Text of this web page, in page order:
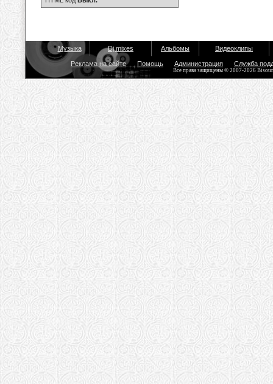
Музыка Dj mixes Альбомы Видеоклипы
Реклама на сайте Помощь Администрация Служба
Все права защищены © 2007-2026